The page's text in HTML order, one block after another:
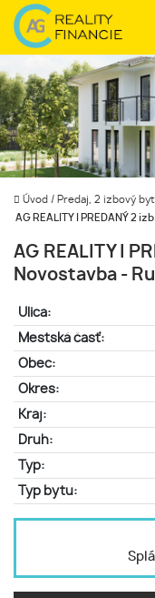
Úvod / Predaj, 2 izbový
AG REALITY I PREDANÝ 2
AG REALITY I
Novostavba -
Ulica:
Mestská časť:
Obec:
Okres:
Kraj:
Druh:
Typ:
Typ bytu: